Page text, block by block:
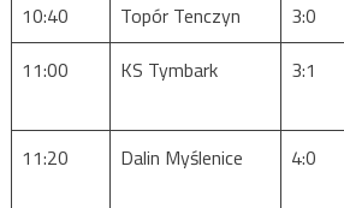
10:40
Topór Tenczyn 3:0
11:00
KS Tymbark 3:1
11:20
Dalin Myślenice 4:0